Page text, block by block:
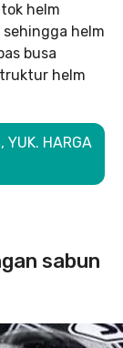
helm
helm
busa
helm
YUK. HARGA
sabun